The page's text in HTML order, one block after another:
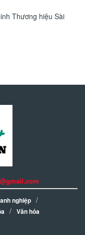
Thương hiệu Sài
nghiệp
Văn hóa